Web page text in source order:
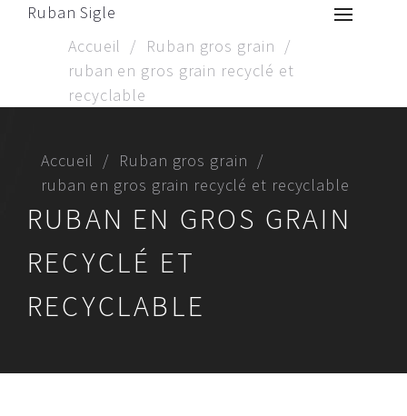
Ruban Sigle
Accueil
Ruban gros grain
ruban en gros grain recyclé et
recyclable
Accueil
Ruban gros grain
ruban en gros grain recyclé et recyclable
RUBAN EN GROS GRAIN
RECYCLÉ ET
RECYCLABLE